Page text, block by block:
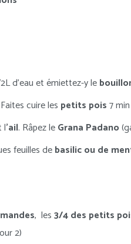
d’eau et émiettez-y le
cuire les petits pois7
l’ail. Râpez leGrana Padano
feuilles debasilic ou de
, les3/4 des petits
2)